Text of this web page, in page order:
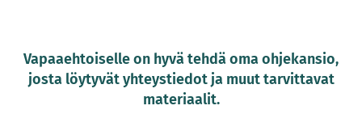
Vapaaehtoiselle on hyvä tehdä oma ohjekansio,
josta löytyvät yhteystiedot ja muut tarvittavat
materiaalit.